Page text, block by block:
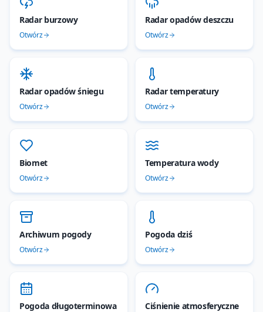
Radar burzowy
Otwórz
Radar opadów deszczu
Otwórz
Radar opadów śniegu
Otwórz
Radar temperatury
Otwórz
Biomet
Otwórz
Temperatura wody
Otwórz
Archiwum pogody
Otwórz
Pogoda dziś
Otwórz
Pogoda długoterminowa Ciśnienie atmosferyczne